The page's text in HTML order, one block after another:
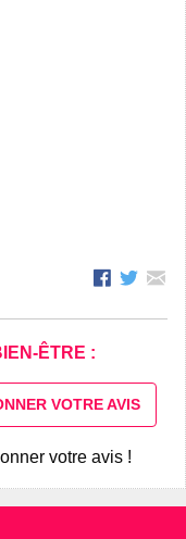
ÊTRE :
VOTRE AVIS
votre avis !